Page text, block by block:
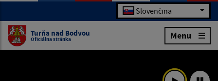
Slovenčina
Turňa nad Bodvou
Oficiálna stránka Menu